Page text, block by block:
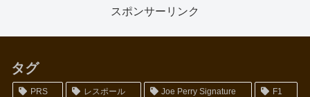
スポンサーリンク
タグ
PRS レスポール Joe Perry Signature F1